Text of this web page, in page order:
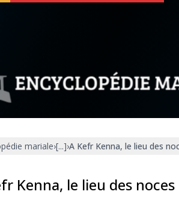
À propos Facebook
◼︎À la une
mariale›[...]›A Kefr Kenna, le lieu des
Kenna, le lieu des noces